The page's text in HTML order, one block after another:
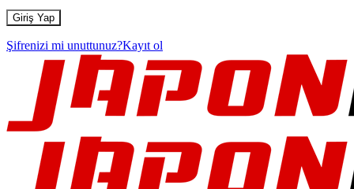
Şifrenizi mi unuttunuz?Kayıt ol